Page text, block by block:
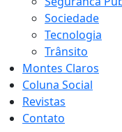
Sociedade
Tecnologia
Trânsito
Montes Claros
Coluna Social
Revistas
Contato